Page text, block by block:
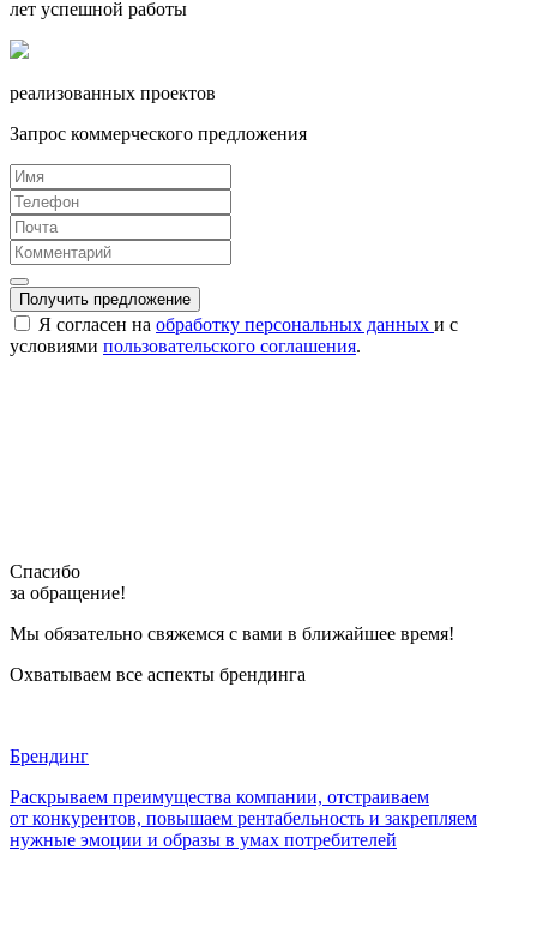
лет успешной работы
реализованных проектов
Запрос коммерческого предложения
Получить предложение
Я согласен на обработку персональных данных и с
условиями пользовательского соглашения.
Спасибо
за обращение!
Мы обязательно свяжемся с вами в ближайшее время!
Охватываем все аспекты брендинга
Брендинг
Раскрываем преимущества компании, отстраиваем
от конкурентов, повышаем рентабельность и закрепляем
нужные эмоции и образы в умах потребителей